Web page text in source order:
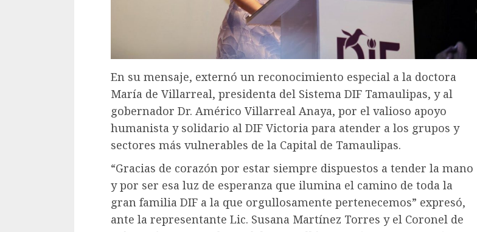
En su mensaje, externó un reconocimiento especial a la doctora
María de Villarreal, presidenta del Sistema DIF Tamaulipas, y al
gobernador Dr. Américo Villarreal Anaya, por el valioso apoyo
humanista y solidario al DIF Victoria para atender a los grupos y
sectores más vulnerables de la Capital de Tamaulipas.
“Gracias de corazón por estar siempre dispuestos a tender la mano
y por ser esa luz de esperanza que ilumina el camino de toda la
gran familia DIF a la que orgullosamente pertenecemos” expresó,
ante la representante Lic. Susana Martínez Torres y el Coronel de